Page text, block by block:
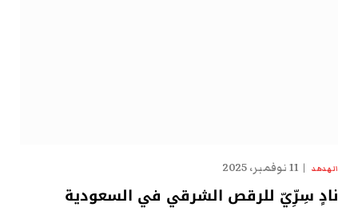
الهدهد 11 نوفمبر، 2025
نادٍ سِرِّيّ للرقص الشرقي في السعودية